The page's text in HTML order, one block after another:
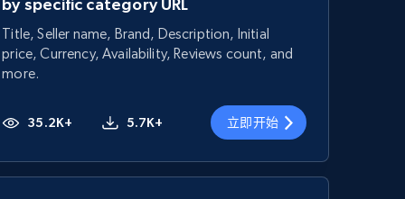
by specific category URL
Title, Seller name, Brand, Description, Initial
price, Currency, Availability, Reviews count, and
more.
35.2K+ 5.7K+ 立即开始